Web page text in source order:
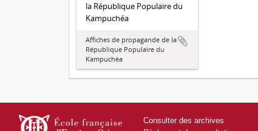
la République Populaire du
Kampuchéa
Affiches de propagande de la
République Populaire du
Kampuchéa
Consulter des archives